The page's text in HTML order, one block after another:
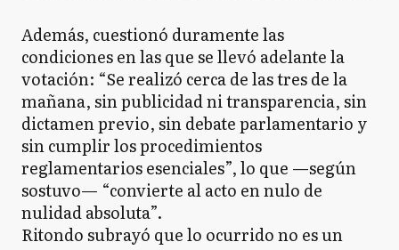
Además, cuestionó duramente las
condiciones en las que se llevó adelante la
votación: “Se realizó cerca de las tres de la
mañana, sin publicidad ni transparencia, sin
dictamen previo, sin debate parlamentario y
sin cumplir los procedimientos
reglamentarios esenciales”, lo que —según
sostuvo— “convierte al acto en nulo de
nulidad absoluta”.
Ritondo subrayó que lo ocurrido no es un